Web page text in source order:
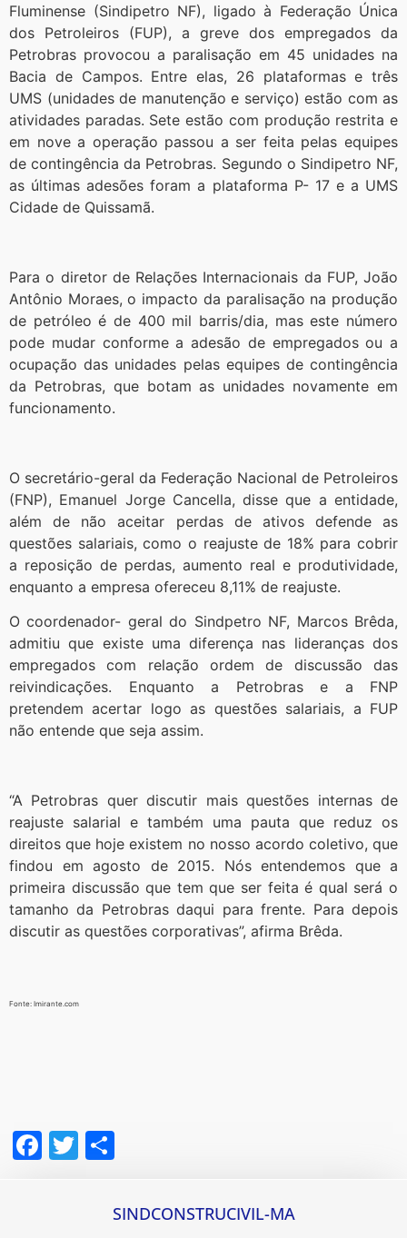
Fluminense (Sindipetro NF), ligado à Federação Única
dos Petroleiros (FUP), a greve dos empregados da
Petrobras provocou a paralisação em 45 unidades na
Bacia de Campos. Entre elas, 26 plataformas e três
UMS (unidades de manutenção e serviço) estão com as
atividades paradas. Sete estão com produção restrita e
em nove a operação passou a ser feita pelas equipes
de contingência da Petrobras. Segundo o Sindipetro NF,
as últimas adesões foram a plataforma P- 17 e a UMS
Cidade de Quissamã.
Para o diretor de Relações Internacionais da FUP, João
Antônio Moraes, o impacto da paralisação na produção
de petróleo é de 400 mil barris/dia, mas este número
pode mudar conforme a adesão de empregados ou a
ocupação das unidades pelas equipes de contingência
da Petrobras, que botam as unidades novamente em
funcionamento.
O secretário-geral da Federação Nacional de Petroleiros
(FNP), Emanuel Jorge Cancella, disse que a entidade,
além de não aceitar perdas de ativos defende as
questões salariais, como o reajuste de 18% para cobrir
a reposição de perdas, aumento real e produtividade,
enquanto a empresa ofereceu 8,11% de reajuste.
O coordenador- geral do Sindpetro NF, Marcos Brêda,
admitiu que existe uma diferença nas lideranças dos
empregados com relação ordem de discussão das
reivindicações. Enquanto a Petrobras e a FNP
pretendem acertar logo as questões salariais, a FUP
não entende que seja assim.
“A Petrobras quer discutir mais questões internas de
reajuste salarial e também uma pauta que reduz os
direitos que hoje existem no nosso acordo coletivo, que
findou em agosto de 2015. Nós entendemos que a
primeira discussão que tem que ser feita é qual será o
tamanho da Petrobras daqui para frente. Para depois
discutir as questões corporativas”, afirma Brêda.
Fonte: Imirante.com
Facebook
Twitter
SINDCONSTRUCIVIL-MA